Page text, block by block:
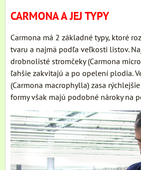
CARMONA A JEJ TYPY
Carmona má 2 základné typy, ktoré
tvaru a najmä podľa veľkosti listov.
drobnolisté stromčeky (Carmona
ľahšie zakvitajú a po opelení plodia.
(Carmona macrophylla) zasa
formy však majú podobné nároky na